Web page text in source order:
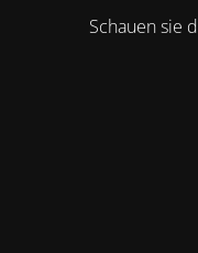
Schauen sie